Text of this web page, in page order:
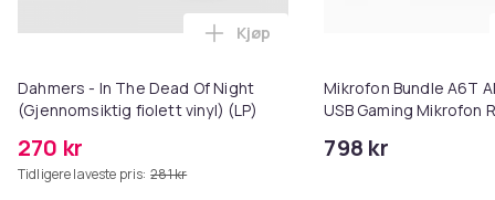
Dahmers - In The Dead Of Night
(Gjennomsiktig fiolett vinyl) (LP)
270 kr
Tidligere laveste pris: 281 kr
Legg Dahmers - In The Dead
Kjøp
Mikrofon Bundle A6T
USB Gaming Mikrofon
798 kr